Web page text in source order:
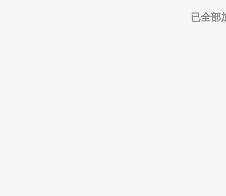
已全部